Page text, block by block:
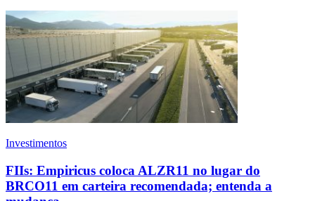
Investimentos
FIIs: Empiricus coloca ALZR11 no lugar do
BRCO11 em carteira recomendada; entenda a